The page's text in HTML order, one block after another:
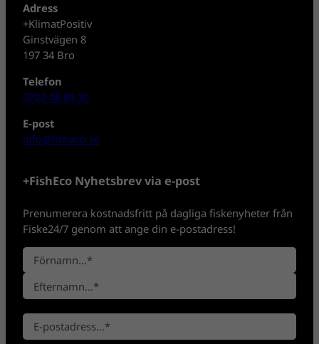
Adress
+KlimatPositiv
Ginstvägen 8
197 34 Bro
Telefon
0702-08 80 30
E-post
info@fisheco.se
+FishEco Nyhetsbrev via e-post
Prenumerera kostnadsfritt på dagliga fiskenyheter från
Fiske24/7 genom att ange din e-postadress!
N
a
n
*
F
ö
r
t
E
-